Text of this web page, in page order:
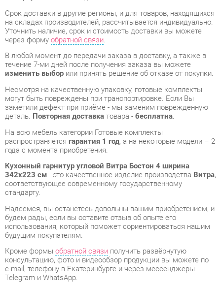
В любой момент до передачи заказа в доставку, а также в
течение 7-ми дней после получения заказа вы можете
изменить выборили принять решение об отказе от покупки.
Несмотря на качественную упаковку, готовые комплекты
могут быть повреждены при транспортировке. Если Вы
заметили дефект при приёме - мы заменим поврежденную
деталь.Повторная доставкатовара -бесплатна.
распространяетсягарантия 1 год, а на некоторые модели – 2
года с момента приобретения.
Кухонный гарнитур угловой Витра Бостон 4 ширина
соответствующее современному государственному
стандарту.
будем рады, если вы оставите отзыв об опыте его
использования, который поможет сориентироваться нашим
будущим покупателям.
Кроме формы
консультацию, фото и видеообзор продукции вы можете по
e-mail, телефону в Екатеринбурге и через мессенджеры
Telegram и WhatsApp.
Готовые комплекты также можно сравнить между собой в
нашем шоу-руме и купить Кухонный гарнитур угловой Витра
Бостон 4 ширина 342х223 см, самостоятельно забрав его с
нашего центрального склада в г. Екатеринбург. Полный
список адресов и магазинов смотрите на странице
контактов.